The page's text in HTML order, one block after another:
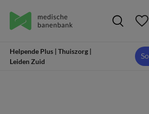
Helpende Plus | Thuiszorg |
Leiden Zuid